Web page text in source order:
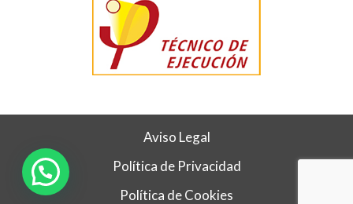
Aviso Legal
Política de Privacidad
Política de Cookies